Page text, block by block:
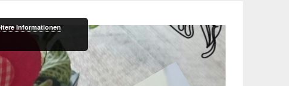
Informationen